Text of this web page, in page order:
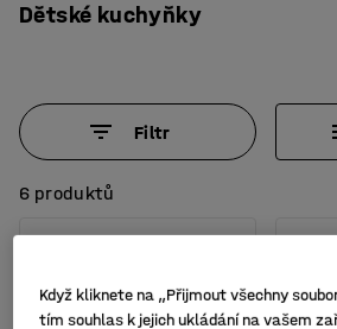
Dětské kuchyňky
Filtr
6 produktů
Když kliknete na „Přijmout všechny
tím souhlas k jejich ukládání na vašem